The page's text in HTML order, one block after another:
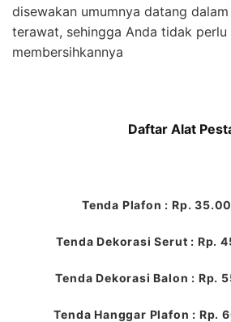
disewakan umumnya datang
terawat, sehingga Anda tidak perlu
membersihkannya
Daftar Alat
Tenda Plafon : Rp.
Tenda Dekorasi Serut : Rp.
Tenda Dekorasi Balon : Rp.
Tenda Hanggar Plafon : Rp.